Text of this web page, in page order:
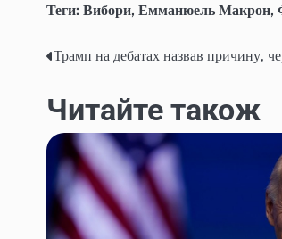
Теги: Вибори, Емманюель Макрон,
Навігація
записів
Трамп на дебатах назвав причину,
Читайте також